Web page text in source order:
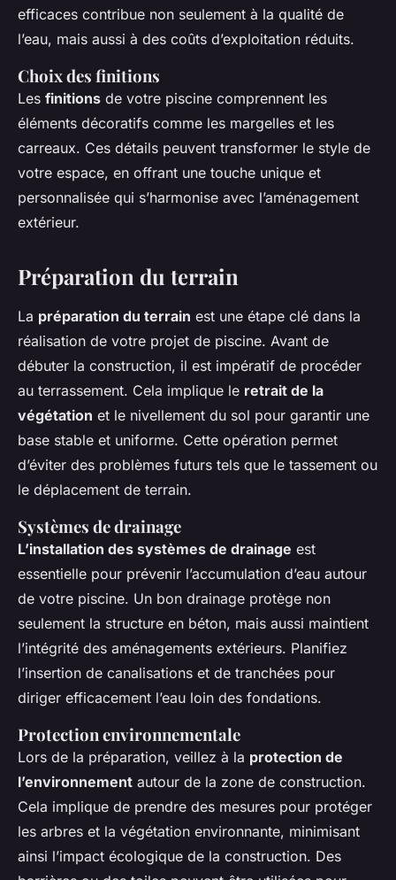
efficaces contribue non seulement à la qualité de
l’eau, mais aussi à des coûts d’exploitation réduits.
Choix des finitions
Les finitions de votre piscine comprennent les
éléments décoratifs comme les margelles et les
carreaux. Ces détails peuvent transformer le style de
votre espace, en offrant une touche unique et
personnalisée qui s’harmonise avec l’aménagement
extérieur.
Préparation du terrain
La préparation du terrain est une étape clé dans la
réalisation de votre projet de piscine. Avant de
débuter la construction, il est impératif de procéder
au terrassement. Cela implique le retrait de la
végétation et le nivellement du sol pour garantir une
base stable et uniforme. Cette opération permet
d’éviter des problèmes futurs tels que le tassement ou
le déplacement de terrain.
Systèmes de drainage
L’installation des systèmes de drainage est
essentielle pour prévenir l’accumulation d’eau autour
de votre piscine. Un bon drainage protège non
seulement la structure en béton, mais aussi maintient
l’intégrité des aménagements extérieurs. Planifiez
l’insertion de canalisations et de tranchées pour
diriger efficacement l’eau loin des fondations.
Protection environnementale
Lors de la préparation, veillez à la protection de
l’environnement autour de la zone de construction.
Cela implique de prendre des mesures pour protéger
les arbres et la végétation environnante, minimisant
ainsi l’impact écologique de la construction. Des